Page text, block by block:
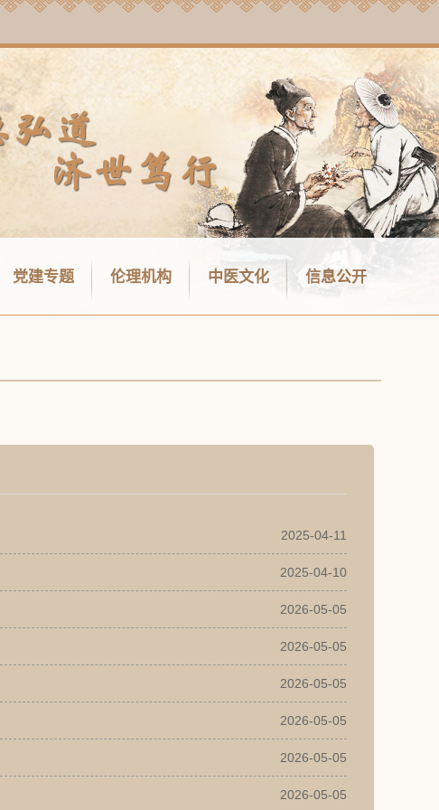
党建专题 伦理机构 中医文化 信息公开
2025-04-11
2025-04-10
2026-05-05
2026-05-05
2026-05-05
2026-05-05
2026-05-05
2026-05-05